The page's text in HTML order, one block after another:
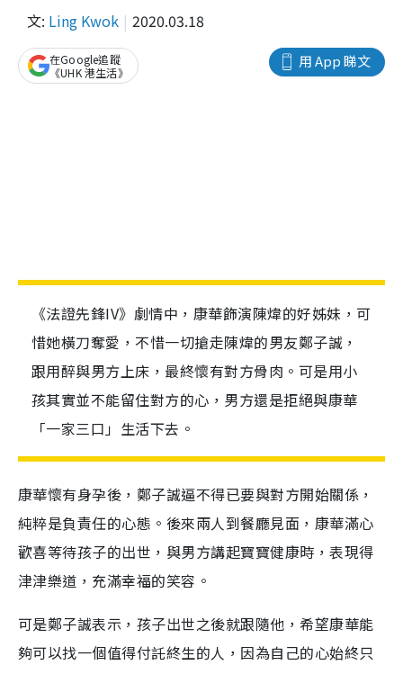
文: Ling Kwok 2020.03.18
用 App 睇文
在Google追蹤
《UHK 港生活》
《法證先鋒IV》劇情中，康華飾演陳煒的好姊妹，可
惜她橫刀奪愛，不惜一切搶走陳煒的男友鄭子誠，
跟用醉與男方上床，最終懷有對方骨肉。可是用小
孩其實並不能留住對方的心，男方還是拒絕與康華
「一家三口」生活下去。
康華懷有身孕後，鄭子誠逼不得已要與對方開始關係，
純粹是負責任的心態。後來兩人到餐廳見面，康華滿心
歡喜等待孩子的出世，與男方講起寶寶健康時，表現得
津津樂道，充滿幸福的笑容。
可是鄭子誠表示，孩子出世之後就跟隨他，希望康華能
夠可以找一個值得付託終生的人，因為自己的心始終只